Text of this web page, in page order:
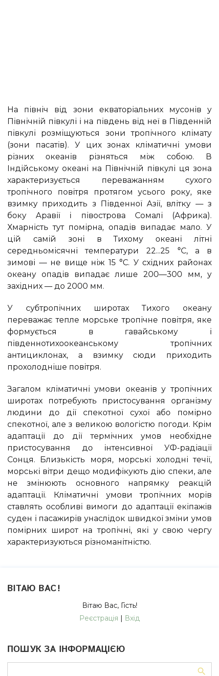
На північ від зони екваторіальних мусонів у
Північній півкулі і на південь від неї в Південній
півкулі розміщуються зони тропічного клімату
(зони пасатів). У цих зонах кліматичні умови
різних океанів різняться між собою. В
Індійському океані на Північній півкулі ця зона
характеризується переважанням сухого
тропічного повітря протягом усього року, яке
взимку приходить з Південної Азії, влітку — з
боку Аравії і півострова Сомалі (Африка).
Хмарність тут помірна, опадів випадає мало. У
цій самій зоні в Тихому океані літні
середньомісячні температури 22...25 °С, а в
зимові — не вище ніж 15 °С. У східних районах
океану опадів випадає лише 200—300 мм, у
західних — до 2000 мм.
У субтропічних широтах Тихого океану
переважає тепле морське тропічне повітря, яке
формується в гавайському і
південнотихоокеанському тропічних
антициклонах, а взимку сюди приходить
прохолодніше повітря.
Загалом кліматичні умови океанів у тропічних
широтах потребують пристосування організму
людини до дії спекотної сухої або помірно
спекотної, але з великою вологістю погоди. Крім
адаптації до дії термічних умов необхідне
пристосування до інтенсивної УФ-радіації
Сонця. Близькість моря, морські холодні течії,
морські вітри дещо модифікують дію спеки, але
не змінюють основного напрямку реакцій
адаптації. Кліматичні умови тропічних морів
ставлять особливі вимоги до адаптації екіпажів
суден і пасажирів унаслідок швидкої зміни умов
помірних широт на тропічні, які у свою чергу
характеризуються різноманітністю.
ВІТАЮ ВАС!
Вітаю Вас, Гість!
Реєстрація | Вхід
ПОШУК ЗА ІНФОРМАЦІЄЮ